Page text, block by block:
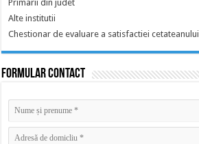
Primarii din judet
Alte institutii
Chestionar de evaluare a satisfactiei cetateanului
Formular contact